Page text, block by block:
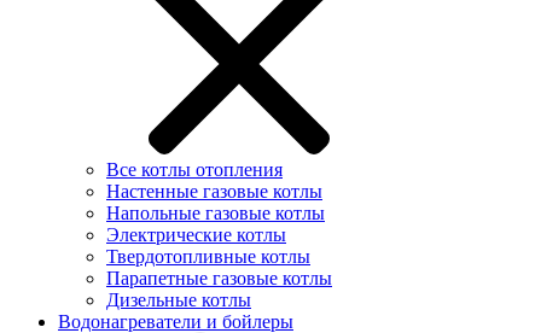
Все котлы отопления
Настенные газовые котлы
Напольные газовые котлы
Электрические котлы
Твердотопливные котлы
Парапетные газовые котлы
Дизельные котлы
Водонагреватели и бойлеры